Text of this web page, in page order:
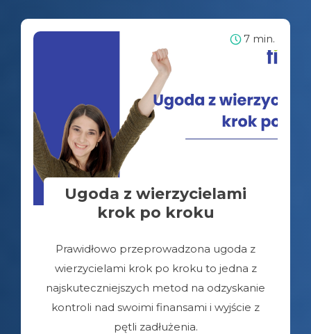
7 min.
Ugoda z wierzycielami
krok po kroku
Prawidłowo przeprowadzona ugoda z
wierzycielami krok po kroku to jedna z
najskuteczniejszych metod na odzyskanie
kontroli nad swoimi finansami i wyjście z
pętli zadłużenia.